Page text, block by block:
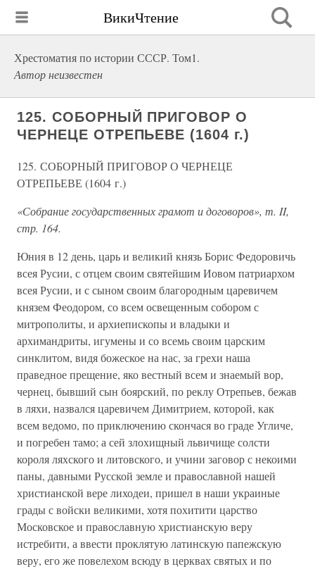
ВикиЧтение
Хрестоматия по истории СССР. Том1.
Автор неизвестен
125. СОБОРНЫЙ ПРИГОВОР О
ЧЕРНЕЦЕ ОТРЕПЬЕВЕ (1604 г.)
125. СОБОРНЫЙ ПРИГОВОР О ЧЕРНЕЦЕ
ОТРЕПЬЕВЕ (1604 г.)
«Собрание государственных грамот и договоров», т. II,
стр. 164.
Юния в 12 день, царь и великий князь Борис Федоровичь
всея Русии, с отцем своим святейшим Иовом патриархом
всея Русии, и с сыном своим благородным царевичем
князем Феодором, со всем освещенным собором с
митрополиты, и архиепископы и владыки и
архимандриты, игумены и со всемь своим царским
синклитом, видя божеское на нас, за грехи наша
праведное прещение, яко вестный всем и знаемый вор,
чернец, бывший сын боярский, по реклу Отрепьев, бежав
в ляхи, назвался царевичем Димитрием, которой, как
всем ведомо, по приключению скончася во граде Угличе,
и погребен тамо; а сей злохищный львичище солсти
короля ляхского и литовского, и учини заговор с некоими
паны, давными Русской земле и православной нашей
христианской вере лиходеи, пришел в наши украиные
грады с войски великими, хотя похитити царство
Московское и православную христианскую веру
истребити, а ввести проклятую латинскую папежскую
веру, его же повелехом всюду в церквах святых и по